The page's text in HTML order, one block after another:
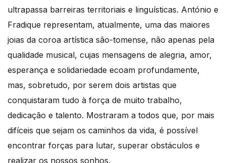
ultrapassa barreiras territoriais e linguísticas. António e
Fradique representam, atualmente, uma das maiores
joias da coroa artística são-tomense, não apenas pela
qualidade musical, cujas mensagens de alegria, amor,
esperança e solidariedade ecoam profundamente,
mas, sobretudo, por serem dois artistas que
conquistaram tudo à força de muito trabalho,
dedicação e talento. Mostraram a todos que, por mais
difíceis que sejam os caminhos da vida, é possível
encontrar forças para lutar, superar obstáculos e
realizar os nossos sonhos.